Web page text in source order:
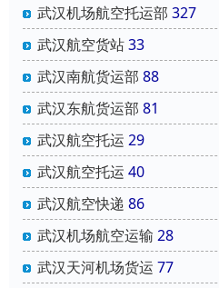
武汉机场航空托运部 327
武汉航空货站33
武汉南航货运部 88
武汉东航货运部 81
武汉航空托运 29
武汉航空托运 40
武汉航空快递 86
武汉机场航空运输 28
武汉天河机场货运 77